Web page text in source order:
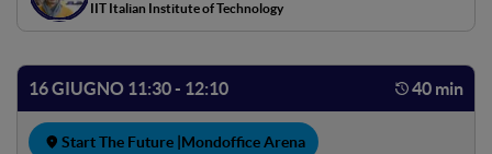
IIT Italian Institute of Technology
16 GIUGNO 11:30 - 12:10 40 min
Start The Future | Mondoffice Arena